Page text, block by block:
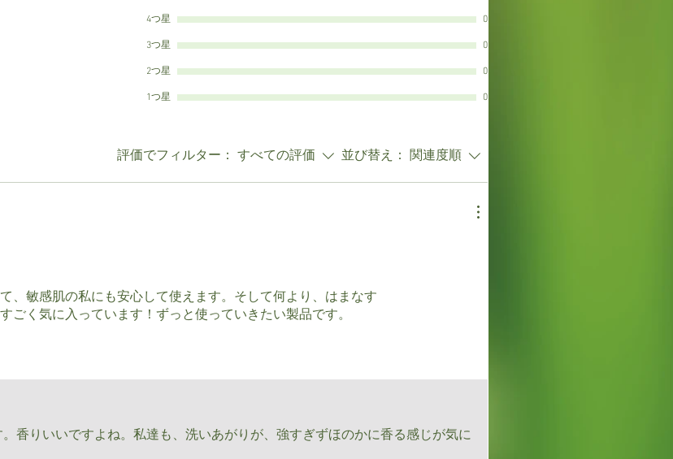
4つ星 0
3つ星 0
2つ星 0
1つ星 0
評価でフィルター： すべての評価 並び替え： 関連度順
、敏感肌の私にも安心して使えます。そして何より、はまなす
ごく気に入っています！ずっと使っていきたい製品です。
香りいいですよね。私達も、洗いあがりが、強すぎずほのかに香る感じが気に